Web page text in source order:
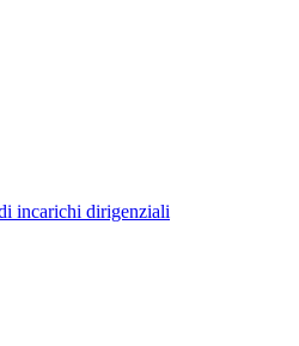
incarichi dirigenziali